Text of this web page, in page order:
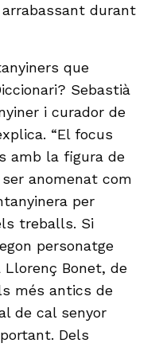
durant
que
Sebastià
i curador de
“El focus
amb la figura de
anomenat com
per
treballs. Si
personatge
Bonet, de
més antics de
de cal senyor
Dels